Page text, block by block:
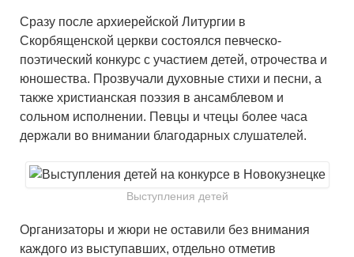
Сразу после архиерейской Литургии в
Скорбященской церкви состоялся певческо-
поэтический конкурс с участием детей, отрочества и
юношества. Прозвучали духовные стихи и песни, а
также христианская поэзия в ансамблевом и
сольном исполнении. Певцы и чтецы более часа
держали во внимании благодарных слушателей.
Выступления детей
Организаторы и жюри не оставили без внимания
каждого из выступавших, отдельно отметив